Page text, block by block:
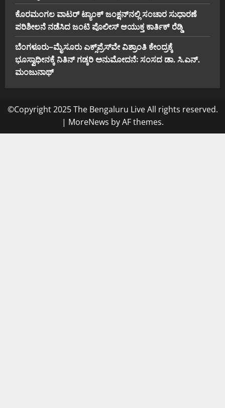
ಕೊರಮಂಗಲ ವಾಟರ್ ಟ್ಯಾಂಕ್ ಜಂಕ್ಷನ್‌ನಲ್ಲಿ ಸಂಚಾರ ಸುಧಾರಣೆ
ಪರಿಶೀಲನೆ ನಡೆಸಿದ ಜಂಟಿ ಪೊಲೀಸ್ ಆಯುಕ್ತ ಕಾರ್ತಿಕ್ ರೆಡ್ಡಿ
ಬೆಂಗಳೂರು–ಮೈಸೂರು ಎಕ್ಸ್‌ಪ್ರೆಸ್‌ವೇ ವಿಶ್ರಾಂತಿ ಕೇಂದ್ರಕ್ಕೆ
ಭೂಸ್ವಾಧೀನಕ್ಕೆ ನಿತಿನ್ ಗಡ್ಕರಿ ಅನುಮೋದನೆ: ಸಂಸದ ಡಾ. ಸಿ.ಎನ್.
ಮಂಜುನಾಥ್
©Copyright 2025 The Bengaluru Live All rights reserved.
| MoreNews by AF themes.